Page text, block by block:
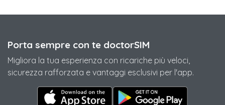
Porta sempre con te doctorSIM
Migliora la tua esperienza con ricariche più veloci,
sicurezza rafforzata e vantaggi esclusivi per l'app.